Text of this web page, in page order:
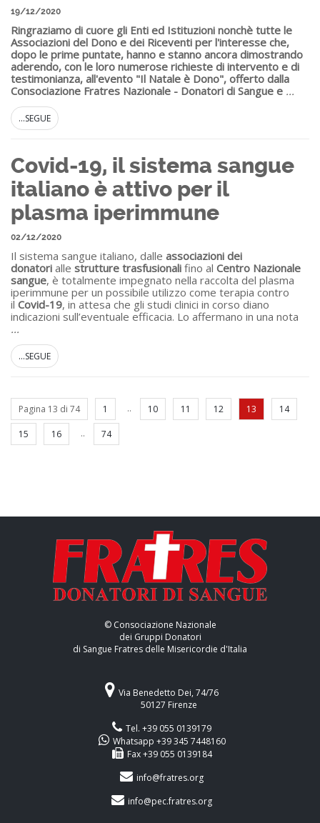
19/12/2020
Ringraziamo di cuore gli Enti ed Istituzioni nonchè tutte le
Associazioni del Dono e dei Riceventi per l'interesse che,
dopo le prime puntate, hanno e stanno ancora dimostrando
aderendo, con le loro numerose richieste di intervento e di
testimonianza, all'evento "Il Natale è Dono", offerto dalla
Consociazione Fratres Nazionale - Donatori di Sangue e ...
...SEGUE
Covid-19, il sistema sangue
italiano è attivo per il
plasma iperimmune
02/12/2020
Il sistema sangue italiano, dalle associazioni dei
donatori alle strutture trasfusionali fino al Centro Nazionale
sangue, è totalmente impegnato nella raccolta del plasma
iperimmune per un possibile utilizzo come terapia contro
il Covid-19, in attesa che gli studi clinici in corso diano
indicazioni sull’eventuale efficacia. Lo affermano in una nota
...
...SEGUE
Pagina 13 di 74 1 .. 10 11 12 13 14
15 16 .. 74
© Consociazione Nazionale
dei Gruppi Donatori
di Sangue Fratres delle Misericordie d'Italia
Via Benedetto Dei, 74/76
50127 Firenze
Tel. +39 055 0139179
Whatsapp +39 345 7448160
Fax +39 055 0139184
info@fratres.org
info@pec.fratres.org